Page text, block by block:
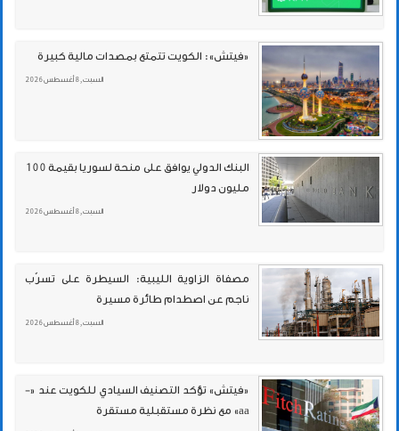
«فيتش»: الكويت تتمتع بمصدات مالية كبيرة
السبت , 8 أغسطس 2026
البنك الدولي يوافق على منحة لسوريا بقيمة 100
مليون دولار
السبت , 8 أغسطس 2026
مصفاة الزاوية الليبية: السيطرة على تسرّب
ناجم عن اصطدام طائرة مسيرة
السبت , 8 أغسطس 2026
«فيتش» تؤكد التصنيف السيادي للكويت عند «-
aa» مع نظرة مستقبلية مستقرة